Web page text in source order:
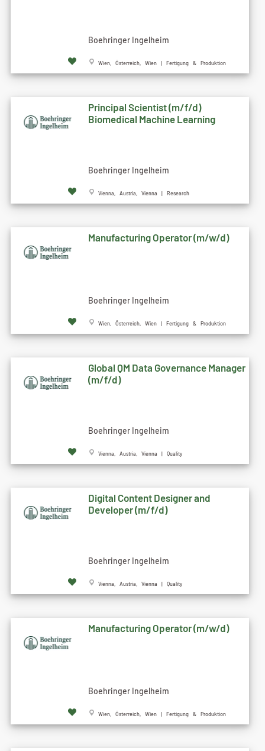
Boehringer Ingelheim
Wien, Österreich, Wien | Fertigung & Produktion
Principal Scientist (m/f/d)
Biomedical Machine Learning
Boehringer Ingelheim
Vienna, Austria, Vienna | Research
Manufacturing Operator (m/w/d)
Boehringer Ingelheim
Wien, Österreich, Wien | Fertigung & Produktion
Global QM Data Governance Manager
(m/f/d)
Boehringer Ingelheim
Vienna, Austria, Vienna | Quality
Digital Content Designer and
Developer (m/f/d)
Boehringer Ingelheim
Vienna, Austria, Vienna | Quality
Manufacturing Operator (m/w/d)
Boehringer Ingelheim
Wien, Österreich, Wien | Fertigung & Produktion